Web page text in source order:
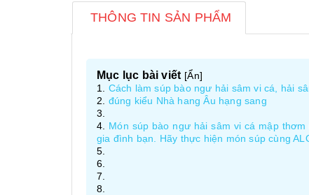
THÔNG TIN SẢN PHẨM
Mục lục bài viết [Ẩn]
Cách làm súp bào ngư hải sâm vi cá, hải
đúng kiểu Nhà hang Âu hạng sang
Món súp bào ngư hải sâm vi cá mập
gia đình bạn. Hãy thực hiện món súp cùng